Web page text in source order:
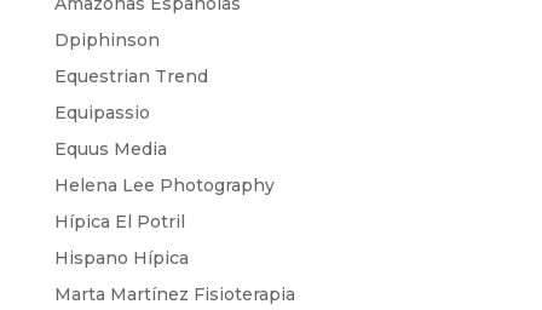
Dpiphinson
Equestrian Trend
Equipassio
Equus Media
Helena Lee Photography
Hípica El Potril
Hispano Hípica
Marta Martínez Fisioterapia